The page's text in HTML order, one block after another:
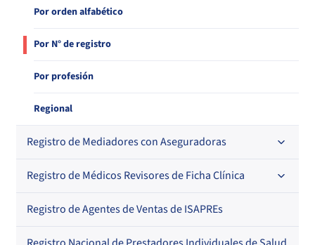
Por N° de registro
Regional
Por N° de registro
Por orden alfabético
Por N° de registro
Por profesión
Regional
Registro de Mediadores con Aseguradoras
Regional
Por orden alfabético
Por profesión
Registro de Médicos Revisores de Ficha Clínica
Regional
Por orden alfabético
Registro de Agentes de Ventas de ISAPREs